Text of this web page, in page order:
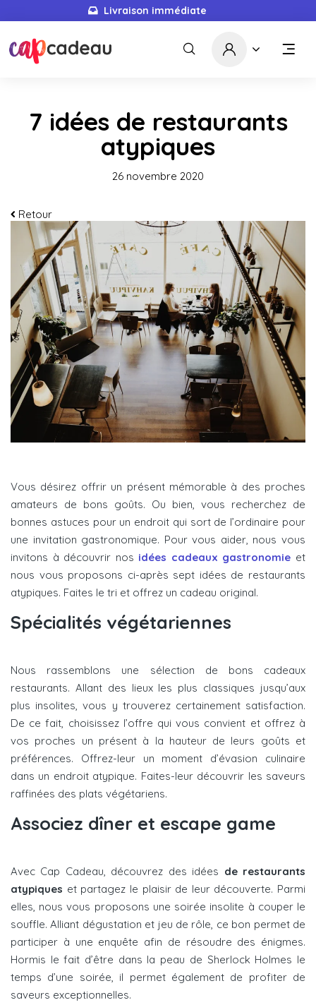
Livraison immédiate
7 idées de restaurants
atypiques
26 novembre 2020
Retour
Vous désirez offrir un présent mémorable à des proches
amateurs de bons goûts. Ou bien, vous recherchez de
bonnes astuces pour un endroit qui sort de l’ordinaire pour
une invitation gastronomique. Pour vous aider, nous vous
invitons à découvrir nos idées cadeaux gastronomie et
nous vous proposons ci-après sept idées de restaurants
atypiques. Faites le tri et offrez un cadeau original.
Spécialités végétariennes
Nous rassemblons une sélection de bons cadeaux
restaurants. Allant des lieux les plus classiques jusqu’aux
plus insolites, vous y trouverez certainement satisfaction.
De ce fait, choisissez l’offre qui vous convient et offrez à
vos proches un présent à la hauteur de leurs goûts et
préférences. Offrez-leur un moment d’évasion culinaire
dans un endroit atypique. Faites-leur découvrir les saveurs
raffinées des plats végétariens.
Associez dîner et escape game
Avec Cap Cadeau, découvrez des idées de restaurants
atypiques et partagez le plaisir de leur découverte. Parmi
elles, nous vous proposons une soirée insolite à couper le
souffle. Alliant dégustation et jeu de rôle, ce bon permet de
participer à une enquête afin de résoudre des énigmes.
Hormis le fait d’être dans la peau de Sherlock Holmes le
temps d’une soirée, il permet également de profiter de
saveurs exceptionnelles.